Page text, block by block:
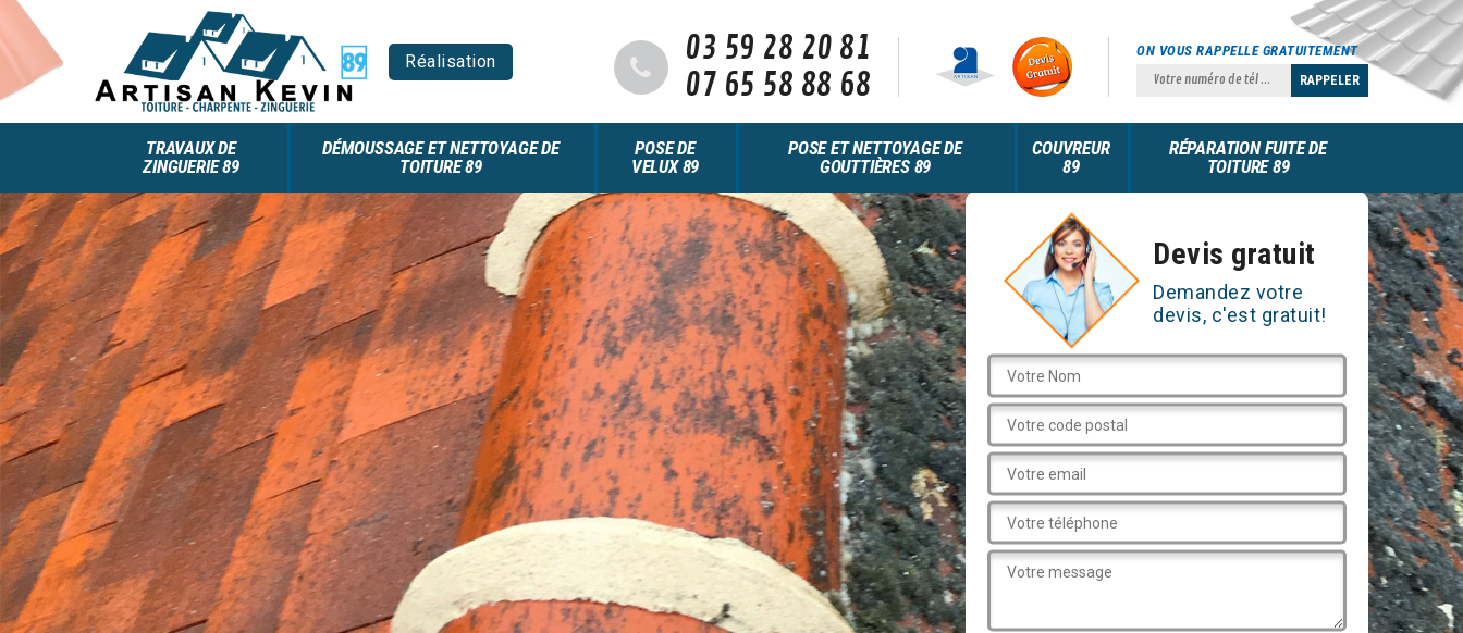
Réalisation
03 59 28 20 81
07 65 58 88 68
ON VOUS RAPPELLE GRATUITEMENT
TRAVAUX DE
ZINGUERIE 89
DÉMOUSSAGE ET NETTOYAGE DE
TOITURE 89
POSE DE
VELUX 89
POSE ET NETTOYAGE DE
GOUTTIÈRES 89
COUVREUR
89
RÉPARATION FUITE DE
TOITURE 89
Devis gratuit
Demandez votre
devis, c'est gratuit!